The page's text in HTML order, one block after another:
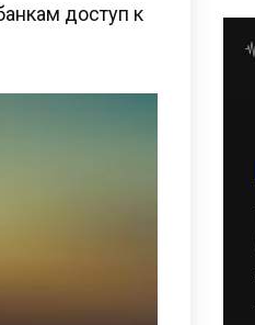
доступ к